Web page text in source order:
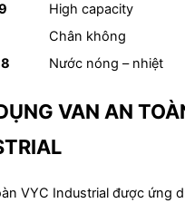
High capacity
Chân không
Nước nóng – nhiệt
VAN AN
VYC Industrial được ứng